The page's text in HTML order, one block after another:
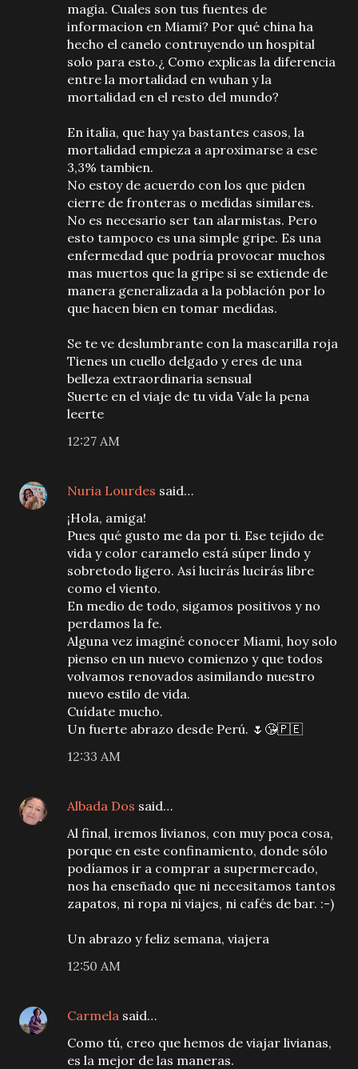
magia. Cuales son tus fuentes de
informacion en Miami? Por qué china ha
hecho el canelo contruyendo un hospital
solo para esto.¿ Como explicas la diferencia
entre la mortalidad en wuhan y la
mortalidad en el resto del mundo?
En italia, que hay ya bastantes casos, la
mortalidad empieza a aproximarse a ese
3,3% tambien.
No estoy de acuerdo con los que piden
cierre de fronteras o medidas similares.
No es necesario ser tan alarmistas. Pero
esto tampoco es una simple gripe. Es una
enfermedad que podría provocar muchos
mas muertos que la gripe si se extiende de
manera generalizada a la población por lo
que hacen bien en tomar medidas.
Se te ve deslumbrante con la mascarilla roja
Tienes un cuello delgado y eres de una
belleza extraordinaria sensual
Suerte en el viaje de tu vida Vale la pena
leerte
12:27 AM
Nuria Lourdes said…
¡Hola, amiga!
Pues qué gusto me da por ti. Ese tejido de
vida y color caramelo está súper lindo y
sobretodo ligero. Así lucirás lucirás libre
como el viento.
En medio de todo, sigamos positivos y no
perdamos la fe.
Alguna vez imaginé conocer Miami, hoy solo
pienso en un nuevo comienzo y que todos
volvamos renovados asimilando nuestro
nuevo estilo de vida.
Cuídate mucho.
Un fuerte abrazo desde Perú. 🌷😘🇵🇪
12:33 AM
Albada Dos said…
Al final, iremos livianos, con muy poca cosa,
porque en este confinamiento, donde sólo
podíamos ir a comprar a supermercado,
nos ha enseñado que ni necesitamos tantos
zapatos, ni ropa ni viajes, ni cafés de bar. :-)
Un abrazo y feliz semana, viajera
12:50 AM
Carmela said…
Como tú, creo que hemos de viajar livianas,
es la mejor de las maneras.